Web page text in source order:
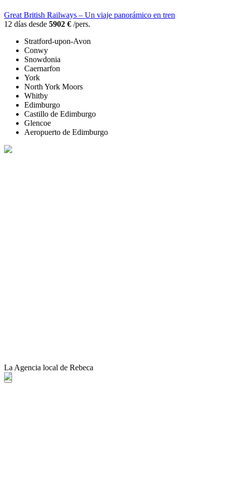
Great British Railways – Un viaje panorámico en tren
12 días desde 5902 € /pers.
Stratford-upon-Avon
Conwy
Snowdonia
Caernarfon
York
North York Moors
Whitby
Edimburgo
Castillo de Edimburgo
Glencoe
Aeropuerto de Edimburgo
La Agencia local de Rebeca